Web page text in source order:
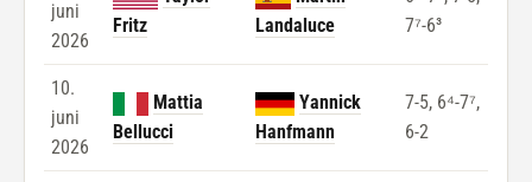
juni
2026
Fritz
Landaluce
7⁷-6³
10.
juni
2026
Mattia
Bellucci
Yannick
Hanfmann
7-5, 6⁴-7⁷,
6-2